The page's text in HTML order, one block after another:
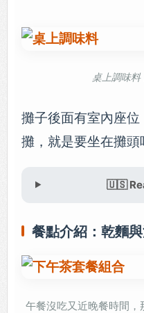
桌上調味料
攤子後面有室內座
攤，就是要坐在攤頭
🇺🇸
餐點介紹：乾麵
午餐沒吃又近晚餐時間